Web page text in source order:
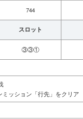
744
スロット
③③①
ミッション「行先」をクリア